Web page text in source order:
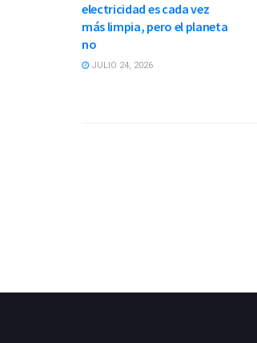
electricidad es cada vez
más limpia, pero el planeta
no
JULIO 24, 2026